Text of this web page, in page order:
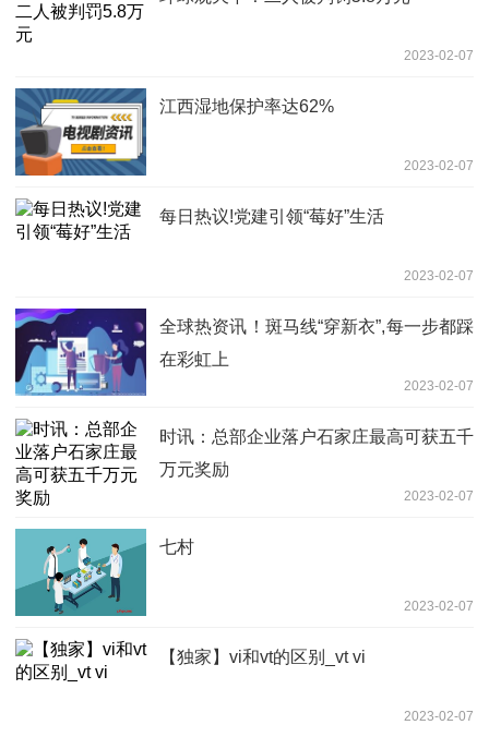
2023-02-07
江西湿地保护率达62%
2023-02-07
每日热议!党建引领“莓好”生活
2023-02-07
全球热资讯！斑马线“穿新衣”,每一步都踩
在彩虹上
2023-02-07
时讯：总部企业落户石家庄最高可获五千
万元奖励
2023-02-07
七村
2023-02-07
【独家】vi和vt的区别_vt vi
2023-02-07